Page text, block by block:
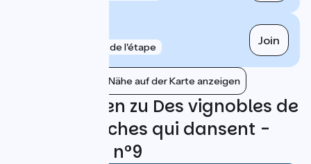
8 km de l'étape Join
Bahnhöfe in der Nähe auf der Karte anzeigen
Bewertungen zu Des vignobles de
Tain aux Roches qui dansent -
Boucle vélo n°9